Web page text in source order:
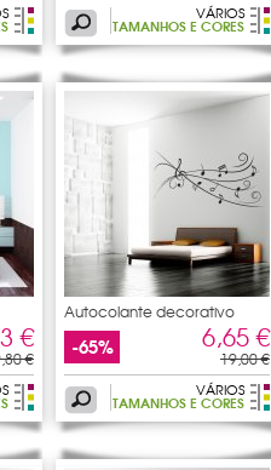
VÁRIOS
TAMANHOS E CORES
€
€
Autocolante decorativo
pauta
-65% 6,65 €
19,00 €
VÁRIOS
TAMANHOS E CORES